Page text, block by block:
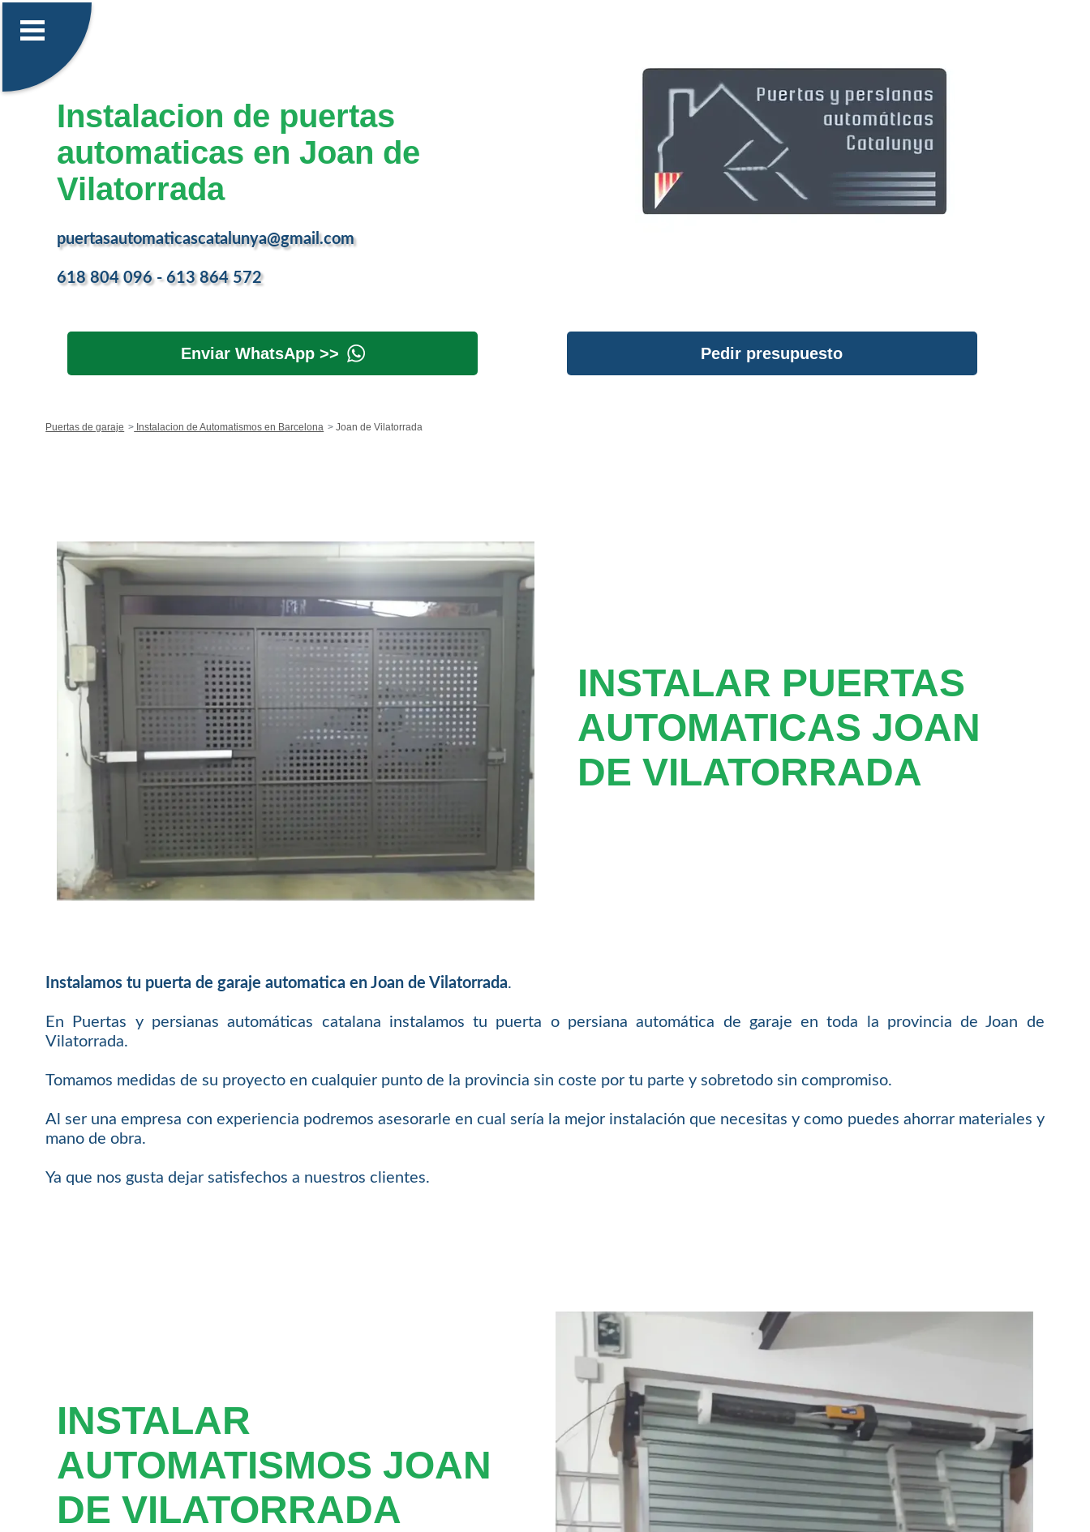
Instalacion de puertas
automaticas en Joan de
Vilatorrada
puertasautomaticascatalunya@gmail.com
618 804 096 - 613 864 572
Enviar WhatsApp >> Pedir presupuesto
Puertas de garaje Instalacion de Automatismos en Barcelona Joan de Vilatorrada
INSTALAR PUERTAS
AUTOMATICAS JOAN
DE VILATORRADA
Instalamos tu puerta de garaje automatica en Joan de Vilatorrada.
En Puertas y persianas automáticas catalana instalamos tu puerta o persiana automática de garaje en toda la provincia de Joan de
Vilatorrada.
Tomamos medidas de su proyecto en cualquier punto de la provincia sin coste por tu parte y sobretodo sin compromiso.
Al ser una empresa con experiencia podremos asesorarle en cual sería la mejor instalación que necesitas y como puedes ahorrar materiales y
mano de obra.
Ya que nos gusta dejar satisfechos a nuestros clientes.
INSTALAR
AUTOMATISMOS JOAN
DE VILATORRADA